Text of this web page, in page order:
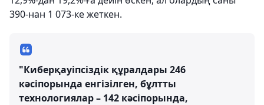
390-нан 1 073-ке жеткен.
"Киберқауіпсіздік құралдары 246
кәсіпорында енгізілген, бұлтты
технологиялар – 142 кәсіпорында,